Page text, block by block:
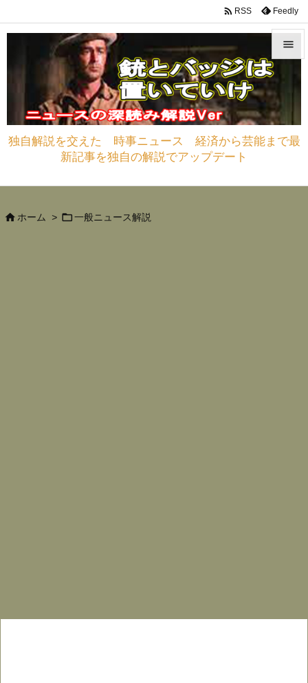
独自解説を交えた 時事ニュース 経済から芸能まで最
新記事を独自の解説でアップデート


サイド


 RSS Feedly
 ホーム >  一般ニュース解説